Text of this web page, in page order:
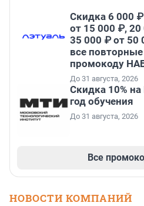
Скидка 6 000
от 15 000 ₽,
35 000 ₽ от 50
все
промокоду
До 31 августа, 2026
Скидка 10%
год обучения
До 31 августа, 2026
Все
НОВОСТИ КОМПАНИЙ